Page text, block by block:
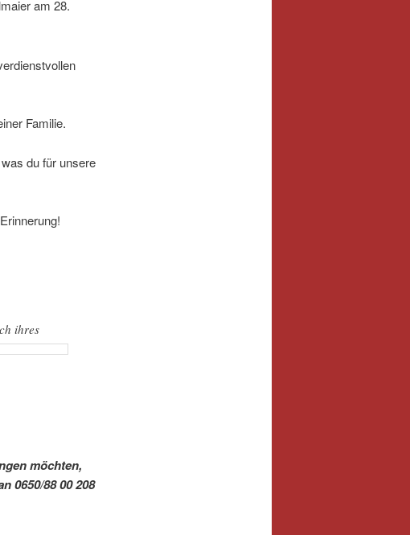
am 28.
Familie.
du für unsere
ihres
möchten,
0650/88 00 208